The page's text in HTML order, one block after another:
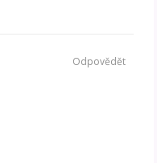
Odpovědět